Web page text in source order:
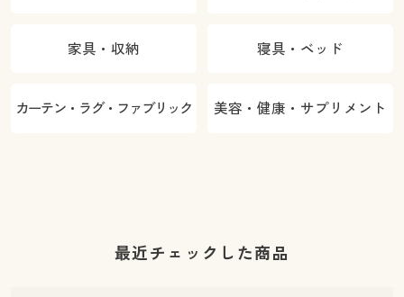
家具・収納 寝具・ベッド
カーテン・ラグ・ファブリック 美容・健康・サプリメント
最近チェックした商品